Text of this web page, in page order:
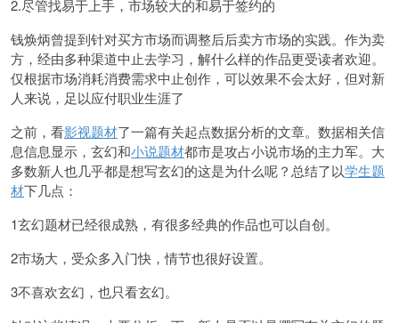
2.尽管找易于上手，市场较大的和易于签约的
钱焕炳曾提到针对买方市场而调整后后卖方市场的实践。作为卖
方，经由多种渠道中止去学习，解什么样的作品更受读者欢迎。
仅根据市场消耗消费需求中止创作，可以效果不会太好，但对新
人来说，足以应付职业生涯了
之前，看影视题材了一篇有关起点数据分析的文章。数据相关信
息信息显示，玄幻和小说题材都市是攻占小说市场的主力军。大
多数新人也几乎都是想写玄幻的这是为什么呢？总结了以学生题
材下几点：
1玄幻题材已经很成熟，有很多经典的作品也可以自创。
2市场大，受众多入门快，情节也很好设置。
3不喜欢玄幻，也只看玄幻。